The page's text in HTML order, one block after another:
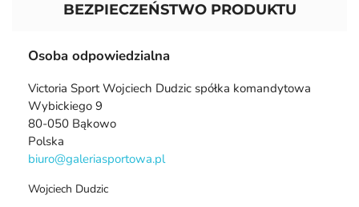
BEZPIECZEŃSTWO PRODUKTU
Osoba odpowiedzialna
Victoria Sport Wojciech Dudzic spółka komandytowa
Wybickiego 9
80-050 Bąkowo
Polska
biuro@galeriasportowa.pl
Wojciech Dudzic